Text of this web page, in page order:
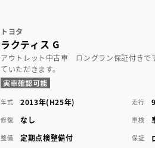
トヨタ
ラクティス G
アウトレット中古車 ロングラン保証付きで
ていただきます。
年式 2013年(H25年) 走行
修復 なし 車検
整備 定期点検整備付 保証